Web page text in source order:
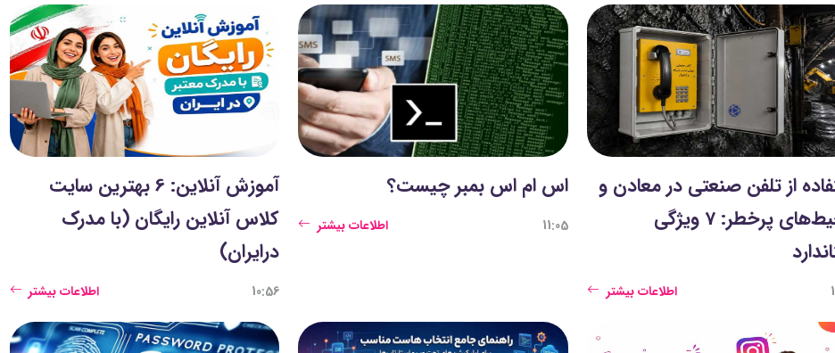
از تلفن صنعتی در معادن و
محیط‌های پرخطر: 7 ویژگی
اطلاعات بیشتر
اس ام اس بمبر چیست؟
11:05 اطلاعات بیشتر
آموزش آنلاین: 6 بهترین سایت
کلاس آنلاین رایگان (با مدرک
درایران)
10:56 اطلاعات بیشتر